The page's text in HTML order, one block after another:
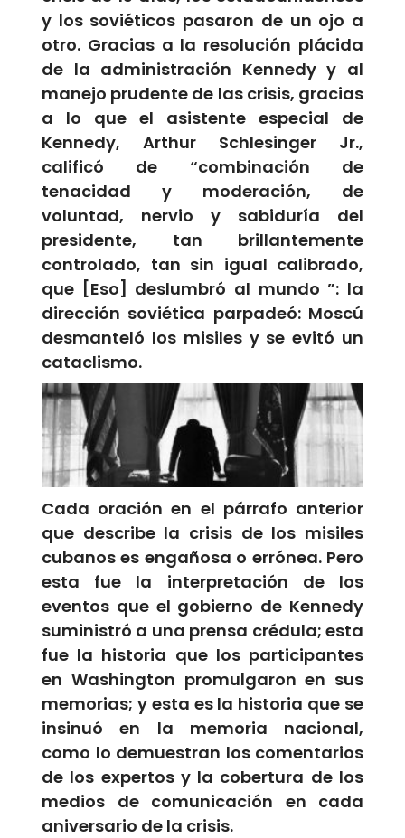
y los soviéticos pasaron de un ojo a
otro. Gracias a la resolución plácida
de la administración Kennedy y al
manejo prudente de las crisis, gracias
a lo que el asistente especial de
Kennedy, Arthur Schlesinger Jr.,
calificó de “combinación de
tenacidad y moderación, de
voluntad, nervio y sabiduría del
presidente, tan brillantemente
controlado, tan sin igual calibrado,
que [Eso] deslumbró al mundo ”: la
dirección soviética parpadeó: Moscú
desmanteló los misiles y se evitó un
cataclismo.
Cada oración en el párrafo anterior
que describe la crisis de los misiles
cubanos es engañosa o errónea. Pero
esta fue la interpretación de los
eventos que el gobierno de Kennedy
suministró a una prensa crédula; esta
fue la historia que los participantes
en Washington promulgaron en sus
memorias; y esta es la historia que se
insinuó en la memoria nacional,
como lo demuestran los comentarios
de los expertos y la cobertura de los
medios de comunicación en cada
aniversario de la crisis.